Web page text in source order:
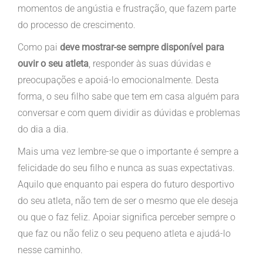
momentos de angústia e frustração, que fazem parte
do processo de crescimento.
Como pai deve mostrar-se sempre disponível para
ouvir o seu atleta, responder às suas dúvidas e
preocupações e apoiá-lo emocionalmente. Desta
forma, o seu filho sabe que tem em casa alguém para
conversar e com quem dividir as dúvidas e problemas
do dia a dia.
Mais uma vez lembre-se que o importante é sempre a
felicidade do seu filho e nunca as suas expectativas.
Aquilo que enquanto pai espera do futuro desportivo
do seu atleta, não tem de ser o mesmo que ele deseja
ou que o faz feliz. Apoiar significa perceber sempre o
que faz ou não feliz o seu pequeno atleta e ajudá-lo
nesse caminho.